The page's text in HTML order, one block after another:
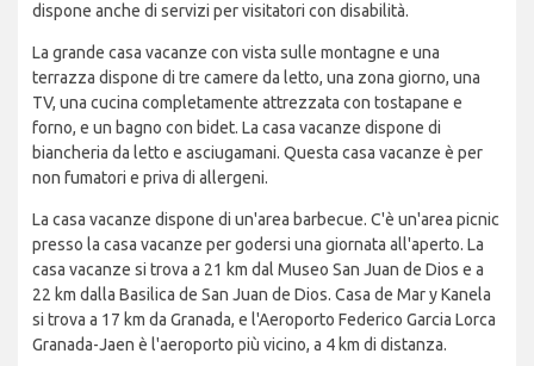
dispone anche di servizi per visitatori con disabilità.
La grande casa vacanze con vista sulle montagne e una
terrazza dispone di tre camere da letto, una zona giorno, una
TV, una cucina completamente attrezzata con tostapane e
forno, e un bagno con bidet. La casa vacanze dispone di
biancheria da letto e asciugamani. Questa casa vacanze è per
non fumatori e priva di allergeni.
La casa vacanze dispone di un'area barbecue. C'è un'area picnic
presso la casa vacanze per godersi una giornata all'aperto. La
casa vacanze si trova a 21 km dal Museo San Juan de Dios e a
22 km dalla Basilica de San Juan de Dios. Casa de Mar y Kanela
si trova a 17 km da Granada, e l'Aeroporto Federico Garcia Lorca
Granada-Jaen è l'aeroporto più vicino, a 4 km di distanza.